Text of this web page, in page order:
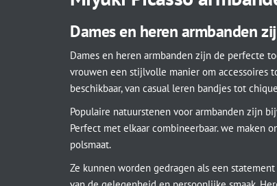
Dames en heren armbanden
Dames en heren armbanden zijn de perfecte
vrouwen een stijlvolle manier om accessoires
beschikbaar, van casual leren bandjes tot
Populaire natuurstenen voor armbanden zijn
Perfect met elkaar combineerbaar. we maken
polsmaat.
Ze kunnen worden gedragen als een